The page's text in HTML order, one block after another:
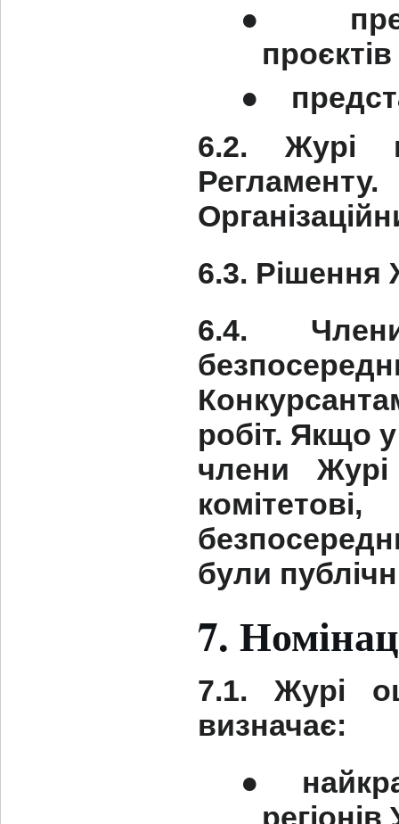
●
●
6.2. Журі
6.3. Рішення
6.4.
робіт. Якщо
члени Журі
були
7.
7.1. Журі
визначає:
●
регіонів